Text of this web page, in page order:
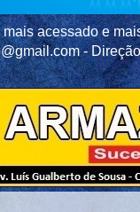
acessado e
-